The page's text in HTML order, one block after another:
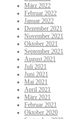
März 2022
Februar 2022
Januar 2022
Dezember 2021
November 2021
Oktober 2021
September 2021
August 2021
Juli 2021
Juni 2021
Mai 2021
April 2021
März 2021
Februar 2021
Oktober 2020